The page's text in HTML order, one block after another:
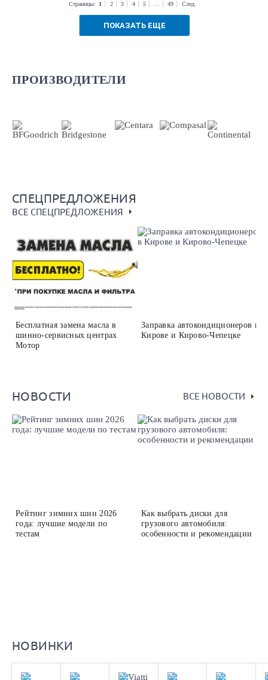
Страницы: 1 2 3 4 5 49 След.
ПОКАЗАТЬ ЕЩЕ
ПРОИЗВОДИТЕЛИ
СПЕЦПРЕДЛОЖЕНИЯ
ВСЕ СПЕЦПРЕДЛОЖЕНИЯ
Бесплатная замена масла в
шинно-сервисных центрах
Мотор
Заправка автокондиционеров в
Кирове и Кирово-Чепецке
НОВОСТИ ВСЕ НОВОСТИ
Рейтинг зимних шин 2026
года: лучшие модели по
тестам
Как выбрать диски для
грузового автомобиля:
особенности и рекомендации
НОВИНКИ